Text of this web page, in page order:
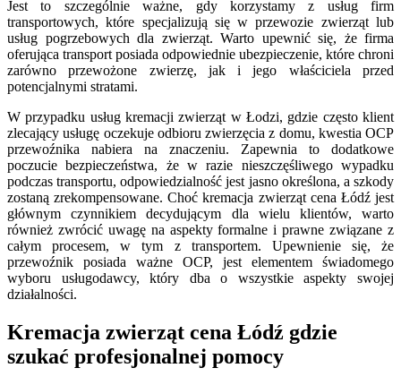
Jest to szczególnie ważne, gdy korzystamy z usług firm
transportowych, które specjalizują się w przewozie zwierząt lub
usług pogrzebowych dla zwierząt. Warto upewnić się, że firma
oferująca transport posiada odpowiednie ubezpieczenie, które chroni
zarówno przewożone zwierzę, jak i jego właściciela przed
potencjalnymi stratami.
W przypadku usług kremacji zwierząt w Łodzi, gdzie często klient
zlecający usługę oczekuje odbioru zwierzęcia z domu, kwestia OCP
przewoźnika nabiera na znaczeniu. Zapewnia to dodatkowe
poczucie bezpieczeństwa, że w razie nieszczęśliwego wypadku
podczas transportu, odpowiedzialność jest jasno określona, a szkody
zostaną zrekompensowane. Choć kremacja zwierząt cena Łódź jest
głównym czynnikiem decydującym dla wielu klientów, warto
również zwrócić uwagę na aspekty formalne i prawne związane z
całym procesem, w tym z transportem. Upewnienie się, że
przewoźnik posiada ważne OCP, jest elementem świadomego
wyboru usługodawcy, który dba o wszystkie aspekty swojej
działalności.
Kremacja zwierząt cena Łódź gdzie
szukać profesjonalnej pomocy